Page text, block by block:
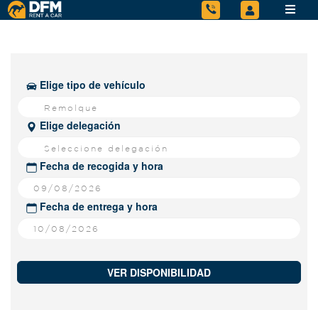
Elige tipo de vehículo
Remolque
Elige delegación
Seleccione delegación
Fecha de recogida y hora
Fecha de entrega y hora
VER DISPONIBILIDAD